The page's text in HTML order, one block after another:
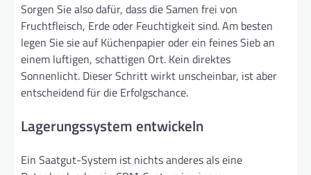
Sorgen Sie also dafür, dass die Samen frei von
Fruchtfleisch, Erde oder Feuchtigkeit sind. Am besten
legen Sie sie auf Küchenpapier oder ein feines Sieb an
einem luftigen, schattigen Ort. Kein direktes
Sonnenlicht. Dieser Schritt wirkt unscheinbar, ist aber
entscheidend für die Erfolgschance.
Lagerungssystem entwickeln
Ein Saatgut-System ist nichts anderes als eine